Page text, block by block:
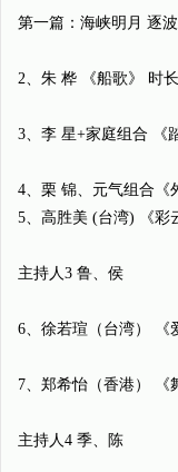
第一篇：海峡明月 逐
2、朱 桦 《船歌》 时
3、李 星+家庭组合 《
4、栗 锦、元气组合《
5、高胜美 (台湾) 《彩
主持人3 鲁、侯
6、徐若瑄（台湾） 《
7、郑希怡（香港） 《
主持人4 季、陈